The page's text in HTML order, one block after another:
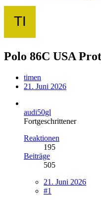
Polo 86C USA
timen
21. Juni 2026
audi50gl
Fortgeschrittener
Reaktionen
195
Beiträge
505
21. Juni 2026
#1